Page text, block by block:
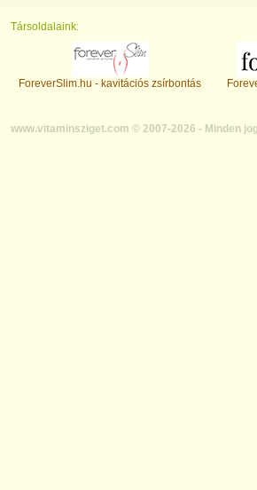
Társoldalaink:
ForeverSlim.hu - kavitációs zsírbontás
www.vitaminsziget.com © 2007-2026 - Minden